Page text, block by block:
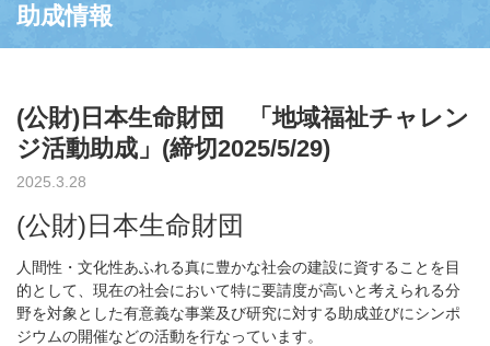
助成情報
(公財)日本生命財団 「地域福祉チャレン
ジ活動助成」(締切2025/5/29)
2025.3.28
(公財)日本生命財団
人間性・文化性あふれる真に豊かな社会の建設に資することを目
的として、現在の社会において特に要請度が高いと考えられる分
野を対象とした有意義な事業及び研究に対する助成並びにシンポ
ジウムの開催などの活動を行なっています。